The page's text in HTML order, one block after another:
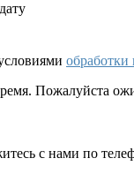
Пожалуйста
с нами по